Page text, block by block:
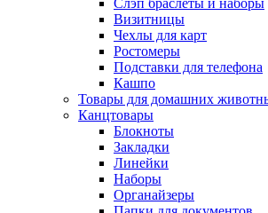
Слэп браслеты и наборы
Визитницы
Чехлы для карт
Ростомеры
Подставки для телефона
Кашпо
Товары для домашних
Канцтовары
Блокноты
Закладки
Линейки
Наборы
Органайзеры